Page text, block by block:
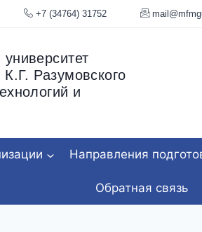
34 +7 (34764) 31752
Разумовского
и
Направления
Обратная связь